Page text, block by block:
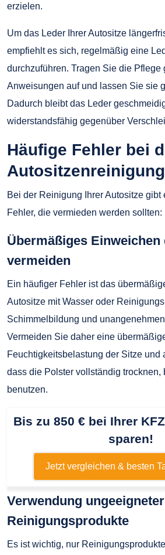
erzielen.
Um das Leder Ihrer Autositze
empfiehlt es sich, regelmäßig eine
durchzuführen. Tragen Sie die Pflege
Anweisungen auf und lassen Sie sie
Dadurch bleibt das Leder
widerstandsfähig gegenüber
Häufige Fehler bei
Bei der Reinigung Ihrer Autositze gibt
Fehler, die vermieden werden sollten:
Übermäßiges Einweichen
vermeiden
Ein häufiger Fehler ist das
Autositze mit Wasser oder
Schimmelbildung und
Vermeiden Sie daher eine
Feuchtigkeitsbelastung der Sitze und
dass die Polster vollständig trocknen,
benutzen.
Bis zu 850 € bei Ihrer
sparen!
Jetzt vergleichen & besten
Verwendung ungeeigneter
Reinigungsprodukte
Es ist wichtig, nur